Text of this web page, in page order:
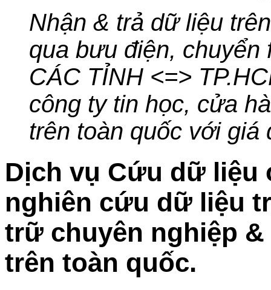
Nhận & trả dữ liệu
qua bưu điện, chuyển
CÁC TỈNH <=>
công ty tin học, cửa
trên toàn quốc với giá
Dịch vụ Cứu dữ liệu
nghiên cứu dữ liệu
trữ chuyên nghiệp &
trên toàn quốc.